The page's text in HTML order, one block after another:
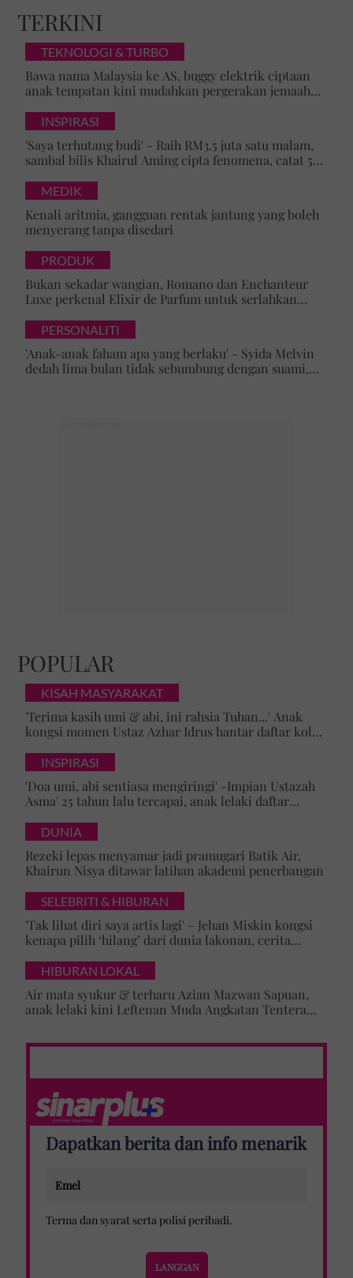
TERKINI
TEKNOLOGI & TURBO
Bawa nama Malaysia ke AS, buggy elektrik ciptaan
anak tempatan kini mudahkan pergerakan jemaah
INSPIRASI
'Saya terhutang budi' - Raih RM3.5 juta satu malam,
sambal bilis Khairul Aming cipta fenomena, catat 5
MEDIK
Kenali aritmia, gangguan rentak jantung yang boleh
menyerang tanpa disedari
PRODUK
Bukan sekadar wangian, Romano dan Enchanteur
Luxe perkenal Elixir de Parfum untuk serlahkan
PERSONALITI
'Anak-anak faham apa yang berlaku' - Syida Melvin
dedah lima bulan tidak sebumbung dengan suami,
POPULAR
KISAH MASYARAKAT
'Terima kasih umi & abi, ini rahsia Tuhan...' Anak
kongsi momen Ustaz Azhar Idrus hantar daftar kolej,
INSPIRASI
'Doa umi, abi sentiasa mengiringi' -Impian Ustazah
Asma' 25 tahun lalu tercapai, anak lelaki daftar
DUNIA
Rezeki lepas menyamar jadi pramugari Batik Air,
Khairun Nisya ditawar latihan akademi penerbangan
SELEBRITI & HIBURAN
'Tak lihat diri saya artis lagi' – Jehan Miskin kongsi
kenapa pilih ‘hilang’ dari dunia lakonan, cerita
HIBURAN LOKAL
Air mata syukur & terharu Azian Mazwan Sapuan,
anak lelaki kini Leftenan Muda Angkatan Tentera
Dapatkan berita dan info menarik
Terma dan syarat serta polisi peribadi.